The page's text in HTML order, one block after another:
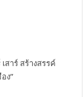
สาร์ สร้างสรรค์
ง”